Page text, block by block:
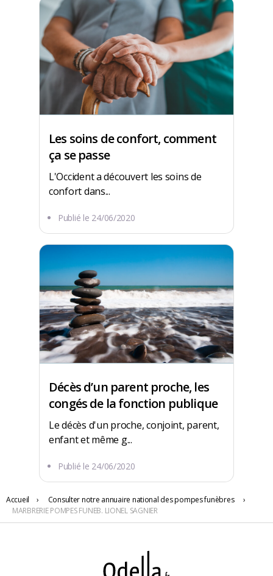
60360 Crèvecœur-le-Grand
Les soins de confort, comment
ça se passe
L'Occident a découvert les soins de
confort dans...
Publié le 24/06/2020
Décès d’un parent proche, les
congés de la fonction publique
Le décès d'un proche, conjoint, parent,
enfant et même g...
Publié le 24/06/2020
Accueil › Consulter notre annuaire national des pompes funèbres
›
MARBRERIE POMPES FUNEB. LIONEL SAGNIER